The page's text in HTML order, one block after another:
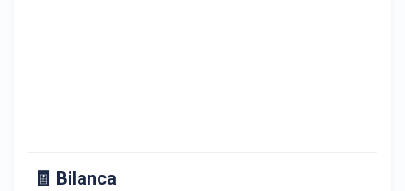
🧾 Bilanca